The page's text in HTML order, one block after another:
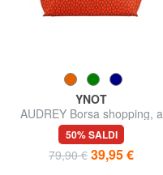
YNOT
AUDREY Borsa shopping, a
spalla
50% SALDI
79,90 € 39,95 €